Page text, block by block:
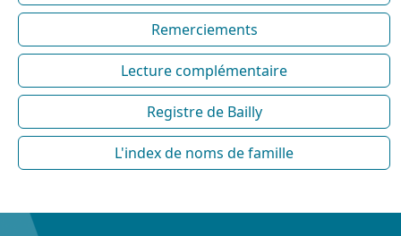
Remerciements
Lecture complémentaire
Registre de Bailly
L'index de noms de famille